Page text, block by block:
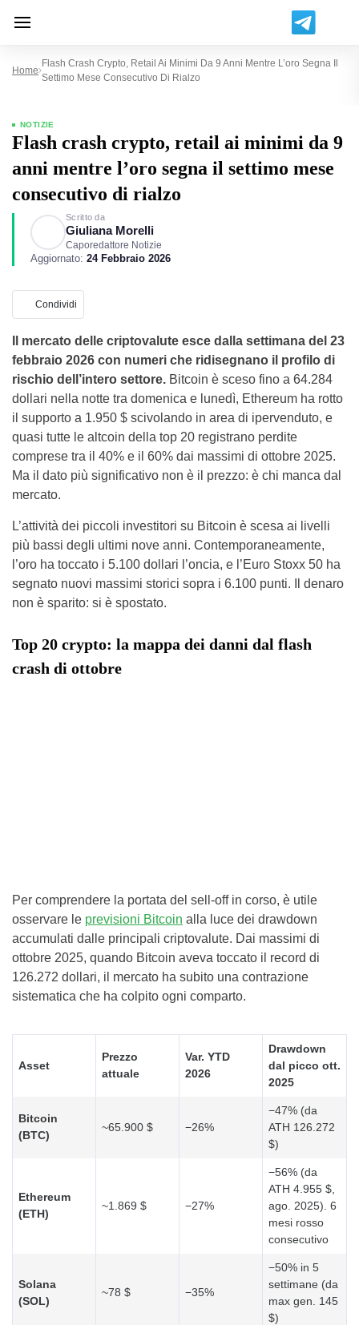
Home
Flash Crash Crypto, Retail Ai Minimi Da 9 Anni Mentre L’oro Segna Il
Settimo Mese Consecutivo Di Rialzo
NOTIZIE
Flash crash crypto, retail ai minimi da 9
anni mentre l’oro segna il settimo mese
consecutivo di rialzo
Scritto da
Giuliana Morelli
Caporedattore Notizie
Aggiornato: 24 Febbraio 2026
Condividi
Il mercato delle criptovalute esce dalla settimana del 23
febbraio 2026 con numeri che ridisegnano il profilo di
rischio dell’intero settore. Bitcoin è sceso fino a 64.284
dollari nella notte tra domenica e lunedì, Ethereum ha rotto
il supporto a 1.950 $ scivolando in area di ipervenduto, e
quasi tutte le altcoin della top 20 registrano perdite
comprese tra il 40% e il 60% dai massimi di ottobre 2025.
Ma il dato più significativo non è il prezzo: è chi manca dal
mercato.
L’attività dei piccoli investitori su Bitcoin è scesa ai livelli
più bassi degli ultimi nove anni. Contemporaneamente,
l’oro ha toccato i 5.100 dollari l’oncia, e l’Euro Stoxx 50 ha
segnato nuovi massimi storici sopra i 6.100 punti. Il denaro
non è sparito: si è spostato.
Top 20 crypto: la mappa dei danni dal flash
crash di ottobre
Per comprendere la portata del sell-off in corso, è utile
osservare le previsioni Bitcoin alla luce dei drawdown
accumulati dalle principali criptovalute. Dai massimi di
ottobre 2025, quando Bitcoin aveva toccato il record di
126.272 dollari, il mercato ha subito una contrazione
sistematica che ha colpito ogni comparto.
Asset
Prezzo
attuale
Var. YTD
2026
Drawdown
dal picco ott.
2025
Bitcoin
(BTC)
~65.900 $ −26%
−47% (da
ATH 126.272
$)
Ethereum
(ETH)
~1.869 $ −27%
−56% (da
ATH 4.955 $,
ago. 2025). 6
mesi rosso
consecutivo
Solana
(SOL)
~78 $ −35%
−50% in 5
settimane (da
max gen. 145
$)